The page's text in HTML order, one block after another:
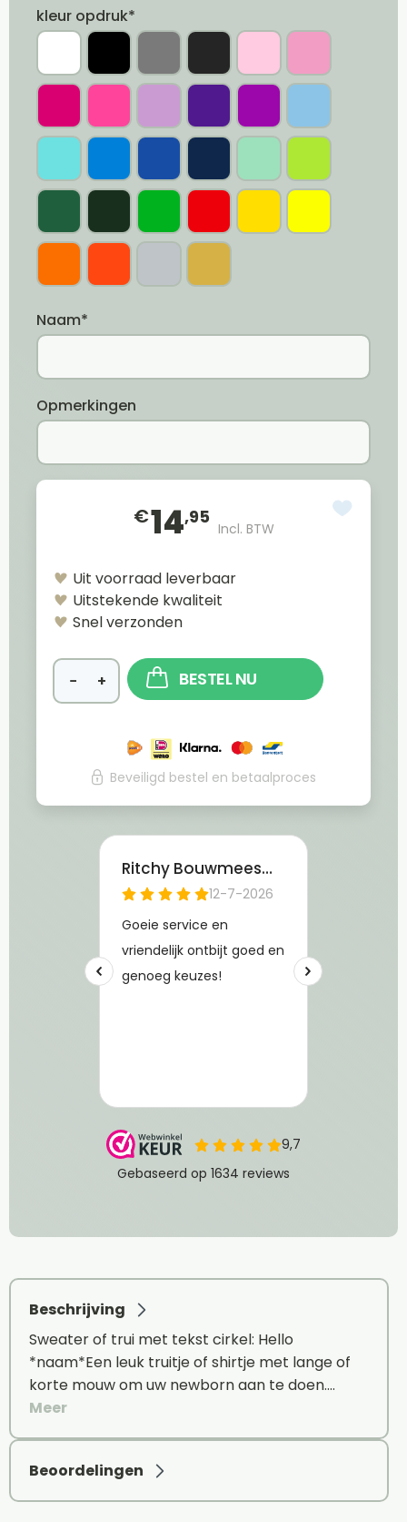
kleur opdruk*
Naam*
Opmerkingen
€14,95
Incl. BTW
Uit voorraad leverbaar
Uitstekende kwaliteit
Snel verzonden
− + BESTEL NU
Beveiligd bestel en betaalproces
Beschrijving
Sweater of trui met tekst cirkel: Hello
*naam*Een leuk truitje of shirtje met lange of
korte mouw om uw newborn aan te doen.…
Meer
Beoordelingen